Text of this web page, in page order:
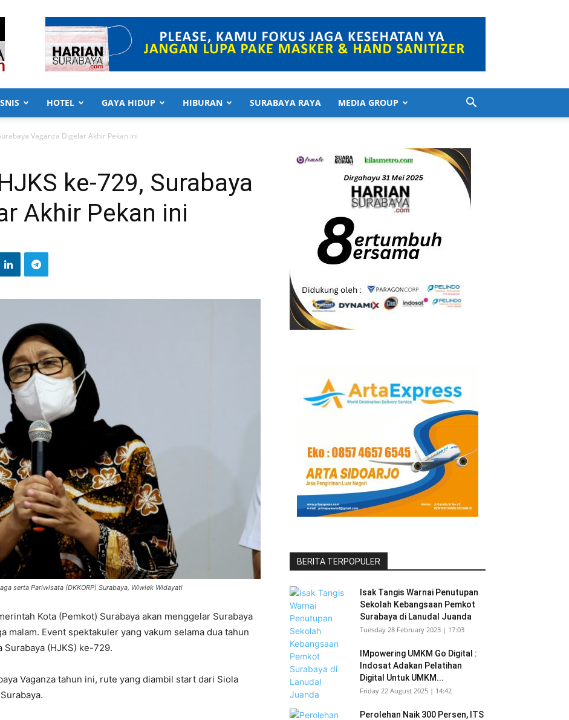
HOTEL GAYA HIDUP HIBURAN SURABAYA RAYA MEDIA GROUP
Vaganza Digelar Akhir Pekan ini
ke-729, Surabaya
Akhir Pekan ini
serta Pariwisata (DKKORP) Surabaya, Wiwiek Widayati
Kota (Pemkot) Surabaya akan menggelar Surabaya
malam. Event spektakuler yang vakum selama dua tahun
Surabaya (HJKS) ke-729.
Vaganza tahun ini, rute yang diambil start dari Siola
BERITA TERPOPULER
Isak Tangis Warnai Penutupan
Sekolah Kebangsaan Pemkot
Surabaya di Lanudal Juanda
Tuesday 28 February 2023 | 17:03
IMpowering UMKM Go Digital :
Indosat Adakan Pelatihan
Digital Untuk UMKM...
Friday 22 August 2025 | 14:42
Perolehan Naik 300 Persen, ITS